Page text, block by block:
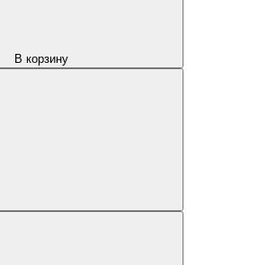
В корзину